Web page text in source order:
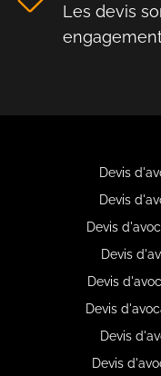
Les devis
Devis
Devis
Devis
Devis
Devis
Devis
Devis
Devis